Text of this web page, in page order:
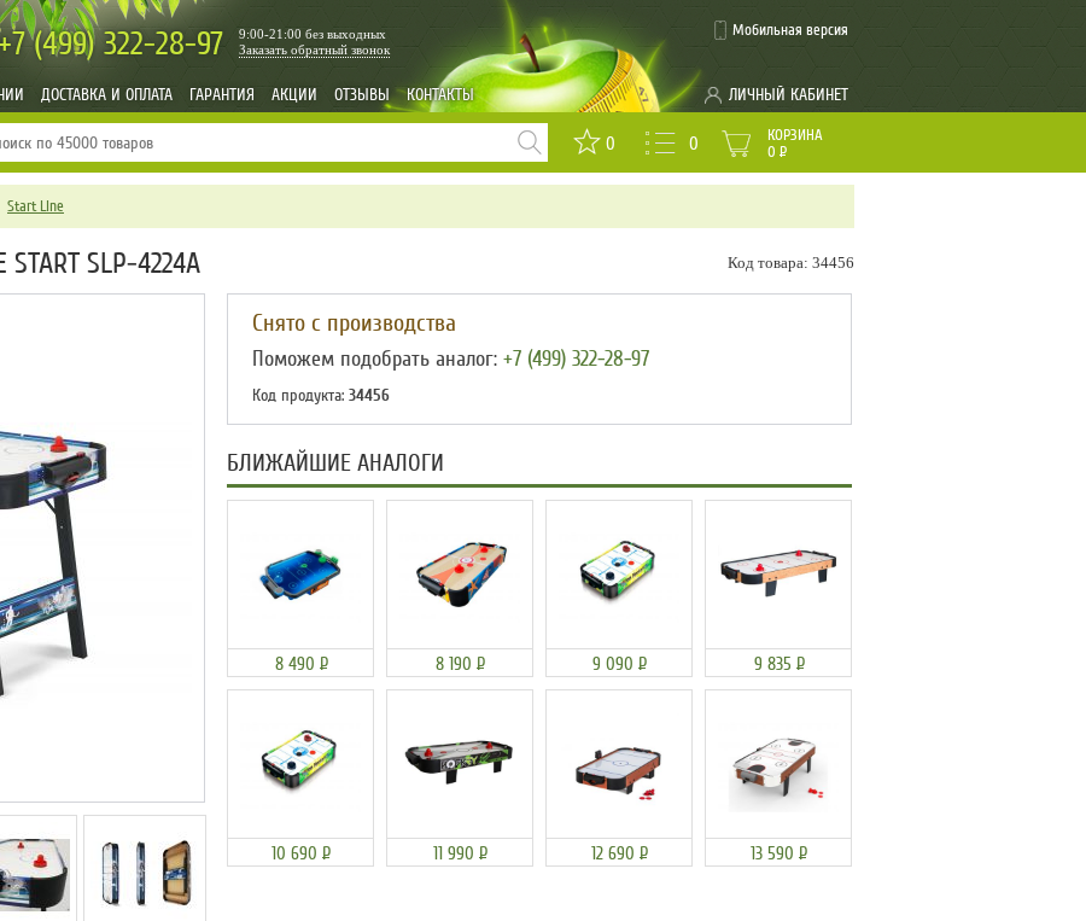
(499)322-28-97 Заказать обратный звонок
9:00-21:00 без выходных
ДОСТАВКА И ОПЛАТА ГАРАНТИЯ АКЦИИ ОТЗЫВЫ КОНТАКТЫ
Мобильная версия
ЛИЧНЫЙ КАБИНЕТ
0 0
КОРЗИНА
0 Р
Start Line
Код товара: 34456
SLP-4224A
Снято с производства
Поможем подобрать аналог: +7 (499) 322-28-97
Код продукта: 34456
БЛИЖАЙШИЕ АНАЛОГИ
8 490 Р 8 190 Р 9 090 Р 9 835 Р
10 690 Р 11 990 Р 12 690 Р 13 590 Р